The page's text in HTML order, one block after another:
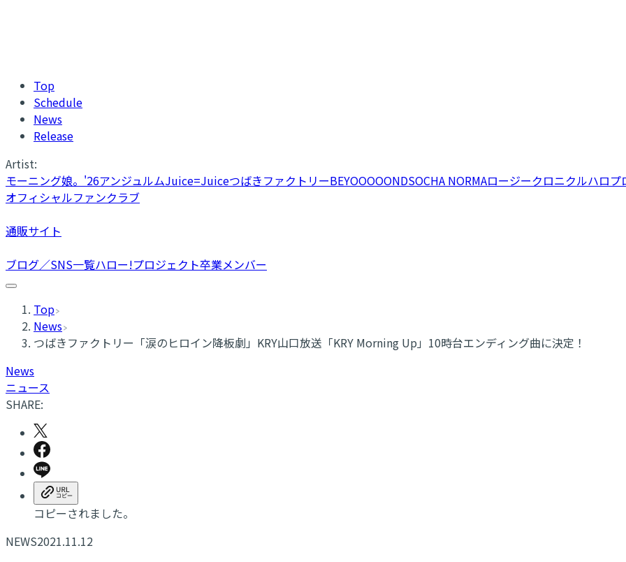
Top
Schedule
News
Release
Artist:
モーニング娘。'26アンジュルムJuice=JuiceつばきファクトリーBEYOOOOONDSOCHA NORMAロージークロニクルハロプ
オフィシャルファンクラブ
通販サイト
ブログ／SNS一覧ハロー!プロジェクト卒業メンバー
Top
News
つばきファクトリー「涙のヒロイン降板劇」KRY山口放送「KRY Morning Up」10時台エンディング曲に決定！
News
ニュース
SHARE:
コピーされました。
NEWS2021.11.12